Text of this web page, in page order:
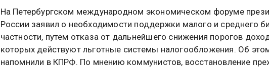
На Петербургском международном экономическом форуме
России заявил о необходимости поддержки малого и среднего
частности, путем отказа от дальнейшего снижения порогов
которых действуют льготные системы налогообложения. Об
напомнили в КПРФ. По мнению коммунистов, восстановление